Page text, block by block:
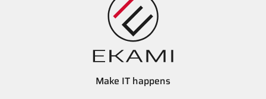
Make IT happens